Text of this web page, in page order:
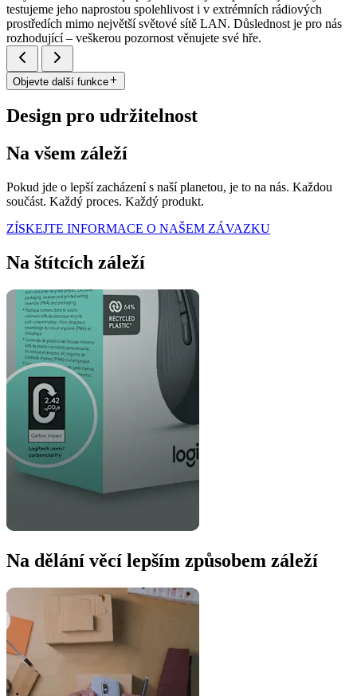
testujeme jeho naprostou spolehlivost i v extrémních rádiových
prostředích mimo největší světové sítě LAN. Důslednost je pro nás
rozhodující – veškerou pozornost věnujete své hře.
Objevte další funkce
Design pro udržitelnost
Na všem záleží
Pokud jde o lepší zacházení s naší planetou, je to na nás. Každou
součást. Každý proces. Každý produkt.
ZÍSKEJTE INFORMACE O NAŠEM ZÁVAZKU
Na štítcích záleží
Na dělání věcí lepším způsobem záleží